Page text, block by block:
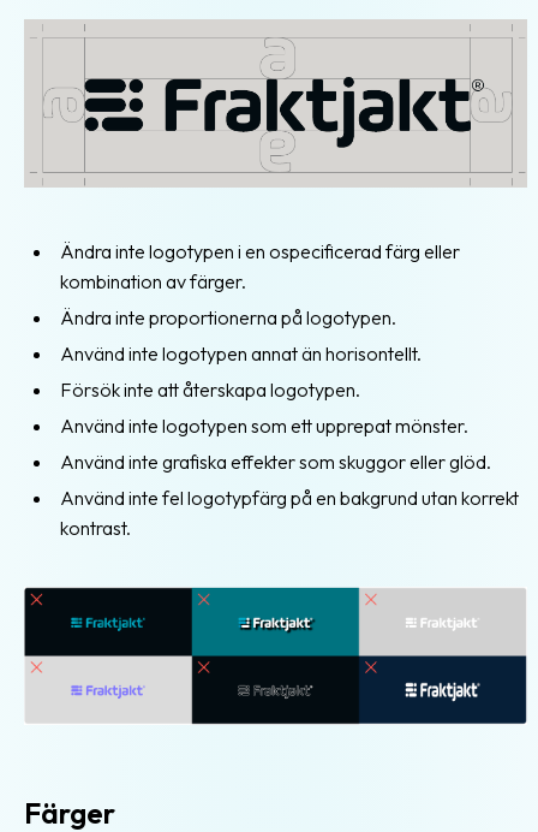
Ändra inte logotypen i en ospecificerad färg eller
kombination av färger.
Ändra inte proportionerna på logotypen.
Använd inte logotypen annat än horisontellt.
Försök inte att återskapa logotypen.
Använd inte logotypen som ett upprepat mönster.
Använd inte grafiska effekter som skuggor eller glöd.
Använd inte fel logotypfärg på en bakgrund utan korrekt
kontrast.
Färger